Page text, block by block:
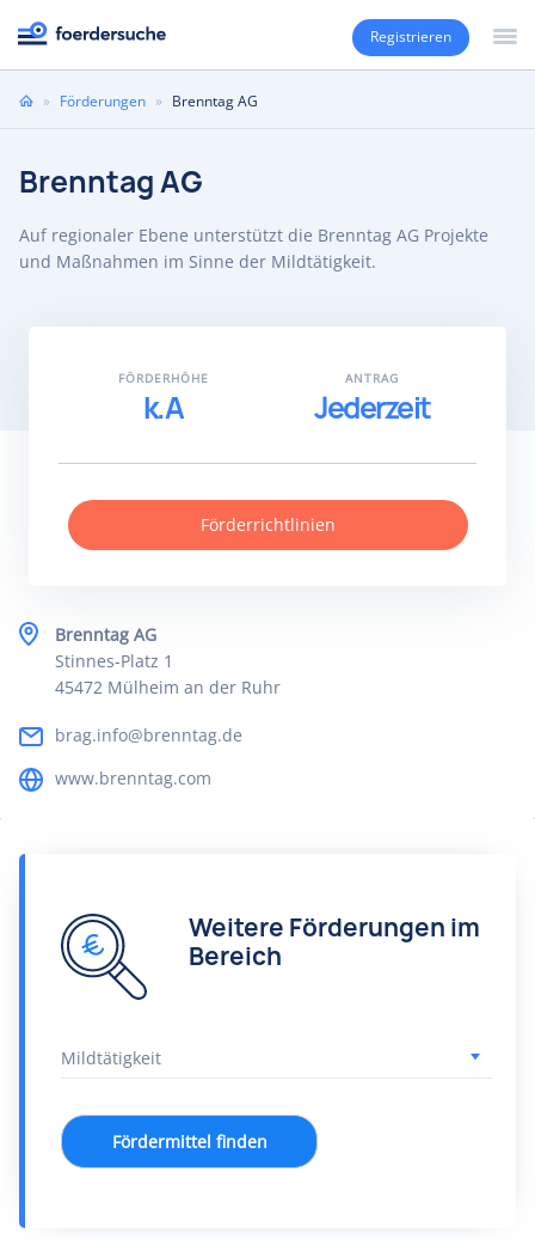
Registrieren
Sie» Förderungen » Brenntag AG
Brenntag AG
Auf regionaler Ebene unterstützt die Brenntag AG Projekte
und Maßnahmen im Sinne der Mildtätigkeit.
Brenntag AG
Stinnes-Platz 1
45472 Mülheim an der Ruhr
brag.info@brenntag.de
www.brenntag.com
FÖRDERHÖHE
k.A
ANTRAG
Jederzeit
Förderrichtlinien
Weitere Förderungen im
Bereich
Fördermittel finden